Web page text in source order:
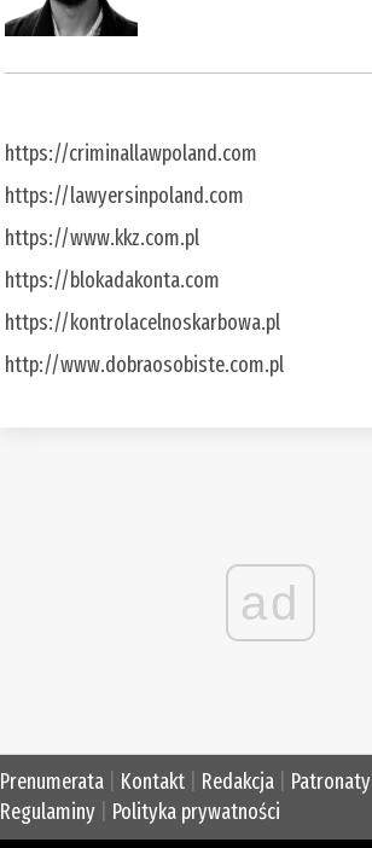
https://criminallawpoland.com
https://lawyersinpoland.com
https://www.kkz.com.pl
https://blokadakonta.com
https://kontrolacelnoskarbowa.pl
http://www.dobraosobiste.com.pl
ad
Prenumerata Kontakt Redakcja Patronaty
Regulaminy
Polityka prywatności